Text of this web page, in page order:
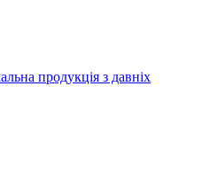
продукція з давніх